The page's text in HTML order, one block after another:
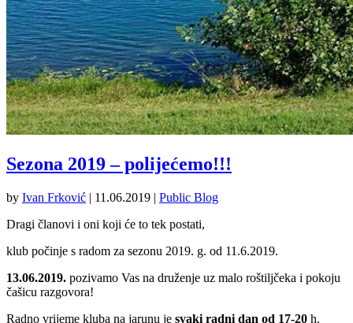
Sezona 2019 – polijećemo!!!
by Ivan Frković | 11.06.2019 | Public Blog
Dragi članovi i oni koji će to tek postati,
klub počinje s radom za sezonu 2019. g. od 11.6.2019.
13.06.2019. pozivamo Vas na druženje uz malo roštiljčeka i pokoju
čašicu razgovora!
Radno vrijeme kluba na jarunu je svaki radni dan od 17-20 h.